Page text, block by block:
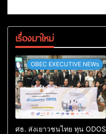
เรื่องมาใหม่
OBEC EXECUTIVE NEWs
ศธ. ส่งเยาวชนไทย ทุน ODOS